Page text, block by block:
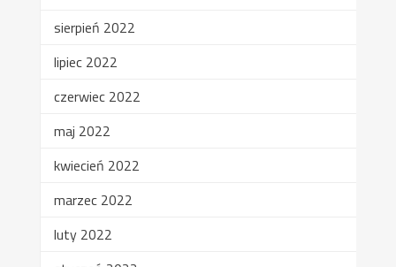
sierpień 2022
lipiec 2022
czerwiec 2022
maj 2022
kwiecień 2022
marzec 2022
luty 2022